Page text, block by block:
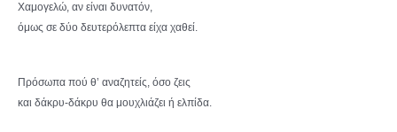
Χαμογελώ, αν είναι δυνατόν,
όμως σε δύο δευτερόλεπτα είχα χαθεί.
Πρόσωπα πού θ’ αναζητείς, όσο ζεις
και δάκρυ-δάκρυ θα μουχλιάζει ή ελπίδα.